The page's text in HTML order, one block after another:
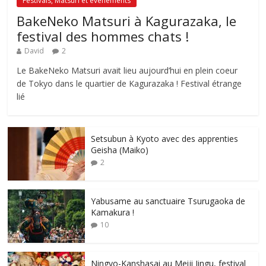
BakeNeko Matsuri à Kagurazaka, le
festival des hommes chats !
David 2
Le BakeNeko Matsuri avait lieu aujourd’hui en plein coeur
de Tokyo dans le quartier de Kagurazaka ! Festival étrange
lié
Setsubun à Kyoto avec des apprenties
Geisha (Maiko)
2
Yabusame au sanctuaire Tsurugaoka de
Kamakura !
10
Ningyo-Kanshasai au Meiji Jingu, festival